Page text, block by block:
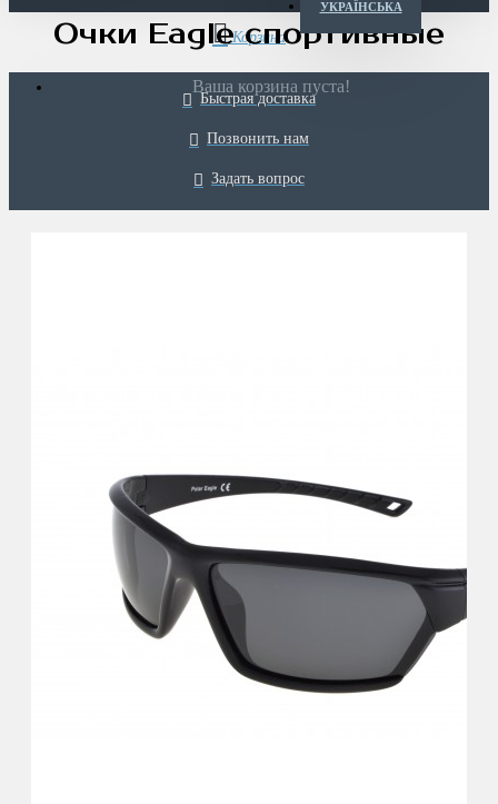
УКРАЇНСЬКА
Ваша корзина пуста!
Очки Eagle спортивные
Быстрая доставка
Позвонить нам
Задать вопрос